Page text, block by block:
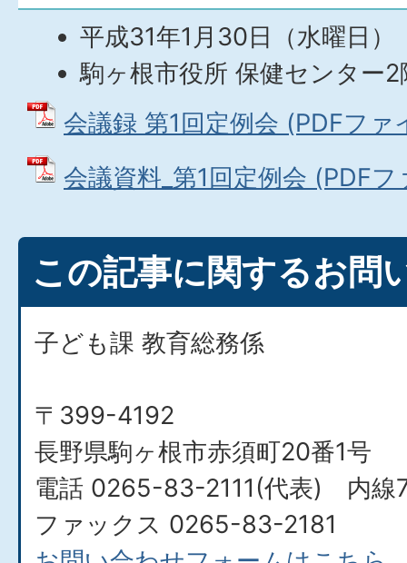
平成31年1月30日（水曜日
駒ヶ根市役所 保健センター
会議録 第1回定例会 (PDFファ
会議資料_第1回定例会 (PDF
この記事に関するお問
子ども課 教育総務係
〒399-4192
長野県駒ヶ根市赤須町20番1号
電話 0265-83-2111(代表) 内線
ファックス 0265-83-2181